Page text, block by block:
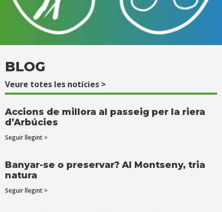
BLOG
Veure totes les notícies >
Accions de millora al passeig per la riera
d’Arbúcies
Seguir llegint >
Banyar-se o preservar? Al Montseny, tria
natura
Seguir llegint >